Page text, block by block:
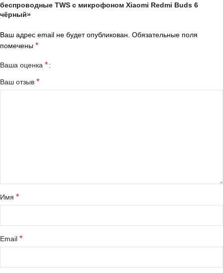
беспроводные TWS с микрофоном Xiaomi Redmi Buds 6
чёрный»
Ваш адрес email не будет опубликован. Обязательные поля
помечены *
Ваша оценка *
Ваш отзыв *
Имя *
Email *